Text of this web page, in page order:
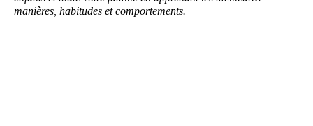
manières, habitudes et comportements.